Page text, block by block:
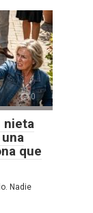
0
nieta
que
Nadie